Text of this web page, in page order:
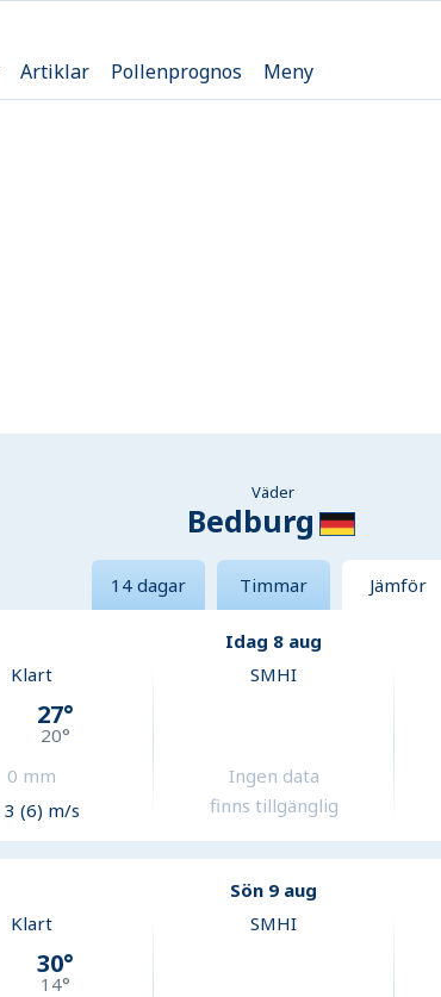
Artiklar Pollenprognos Meny
Väder
Bedburg
14 dagar Timmar Jämför
Idag 8 aug
Klart
27°
20°
0 mm
3 (6) m/s
SMHI
Ingen data
finns tillgänglig
Sön 9 aug
Klart
30°
14°
SMHI